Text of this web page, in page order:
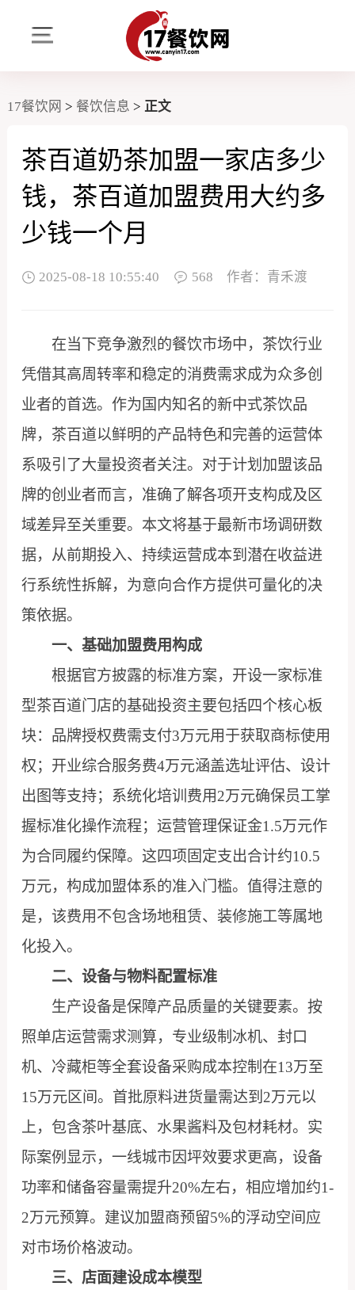
17餐饮网 > 餐饮信息 > 正文
茶百道奶茶加盟一家店多少
钱，茶百道加盟费用大约多
少钱一个月
2025-08-18 10:55:40 568 作者：青禾渡
在当下竞争激烈的餐饮市场中，茶饮行业
凭借其高周转率和稳定的消费需求成为众多创
业者的首选。作为国内知名的新中式茶饮品
牌，茶百道以鲜明的产品特色和完善的运营体
系吸引了大量投资者关注。对于计划加盟该品
牌的创业者而言，准确了解各项开支构成及区
域差异至关重要。本文将基于最新市场调研数
据，从前期投入、持续运营成本到潜在收益进
行系统性拆解，为意向合作方提供可量化的决
策依据。
一、基础加盟费用构成
根据官方披露的标准方案，开设一家标准
型茶百道门店的基础投资主要包括四个核心板
块：品牌授权费需支付3万元用于获取商标使用
权；开业综合服务费4万元涵盖选址评估、设计
出图等支持；系统化培训费用2万元确保员工掌
握标准化操作流程；运营管理保证金1.5万元作
为合同履约保障。这四项固定支出合计约10.5
万元，构成加盟体系的准入门槛。值得注意的
是，该费用不包含场地租赁、装修施工等属地
化投入。
二、设备与物料配置标准
生产设备是保障产品质量的关键要素。按
照单店运营需求测算，专业级制冰机、封口
机、冷藏柜等全套设备采购成本控制在13万至
15万元区间。首批原料进货量需达到2万元以
上，包含茶叶基底、水果酱料及包材耗材。实
际案例显示，一线城市因坪效要求更高，设备
功率和储备容量需提升20%左右，相应增加约1-
2万元预算。建议加盟商预留5%的浮动空间应
对市场价格波动。
三、店面建设成本模型